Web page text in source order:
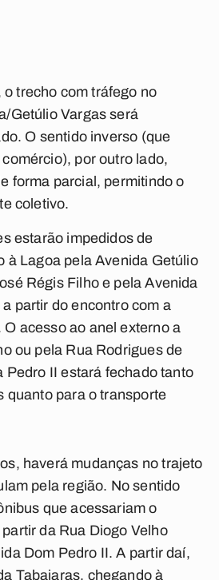
trecho com tráfego no
Getúlio Vargas será
O sentido inverso (que
por outro lado,
forma parcial, permitindo o
coletivo.
estarão impedidos de
à Lagoa pela Avenida Getúlio
Régis Filho e pela Avenida
partir do encontro com a
acesso ao anel externo a
ou pela Rua Rodrigues de
Pedro II estará fechado tanto
quanto para o transporte
haverá mudanças no trajeto
pela região. No sentido
que acessariam o
da Rua Diogo Velho
Dom Pedro II. A partir daí,
Tabajaras, chegando à